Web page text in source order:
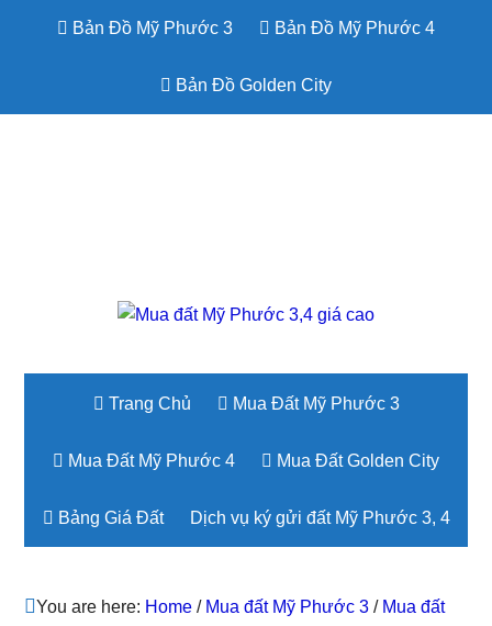
Bản Đồ Mỹ Phước 3 Bản Đồ Mỹ Phước 4
Bản Đồ Golden City
Trang Chủ Mua Đất Mỹ Phước 3
Mua Đất Mỹ Phước 4 Mua Đất Golden City
Bảng Giá Đất Dịch vụ ký gửi đất Mỹ Phước 3, 4
You are here: Home / Mua đất Mỹ Phước 3 / Mua đất